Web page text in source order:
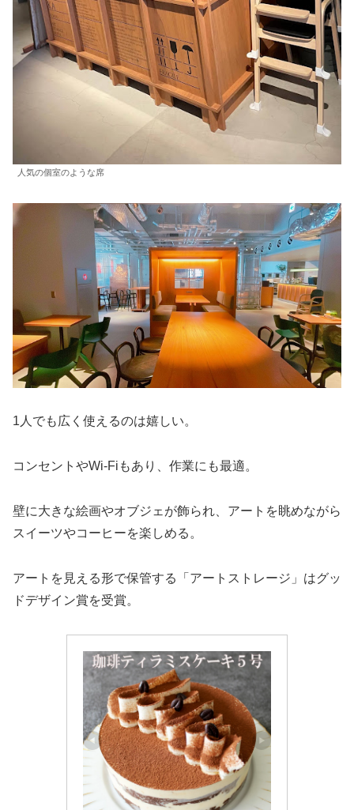
人気の個室のような席
1人でも広く使えるのは嬉しい。
コンセントやWi-Fiもあり、作業にも最適。
壁に大きな絵画やオブジェが飾られ、アートを眺めながら
スイーツやコーヒーを楽しめる。
アートを見える形で保管する「アートストレージ」はグッ
ドデザイン賞を受賞。